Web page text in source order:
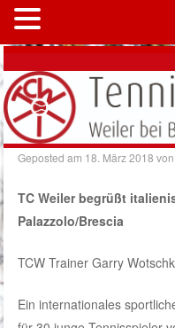
Geposted am 18. März 2018
TC Weiler begrüßt
Palazzolo/Brescia
TCW Trainer Garry
Ein internationales